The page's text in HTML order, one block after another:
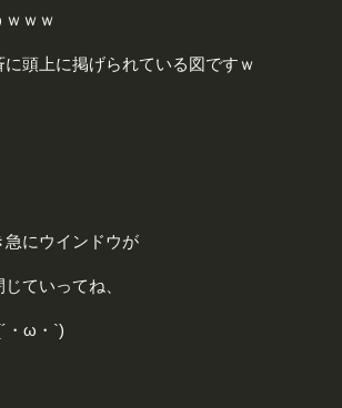
ｗｗｗ
頭上に掲げられている図ですｗ
急にウインドウが
ていってね、
・ω・`)